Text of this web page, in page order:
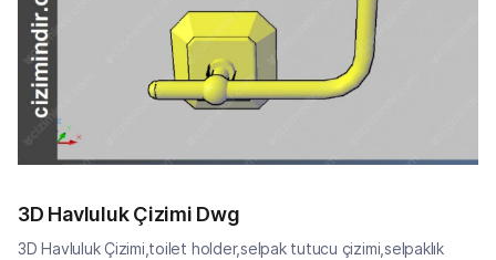
3D Havluluk Çizimi Dwg
3D Havluluk Çizimi,toilet holder,selpak tutucu çizimi,selpaklık